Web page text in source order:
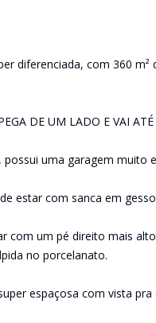
diferenciada, com 360
DE UM LADO E VAI
uma garagem muito
estar com sanca em
com um pé direito mais
no porcelanato.
espaçosa com vista pra